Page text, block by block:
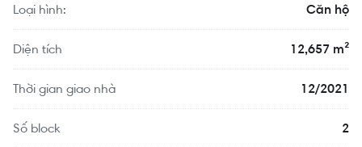
Loại hình: Căn hộ
Diện tích 12,657 m²
Thời gian giao nhà 12/2021
Số block 2